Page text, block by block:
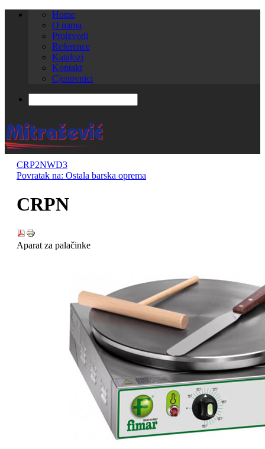
Home
O nama
Proizvodi
Reference
Katalozi
Kontakt
Cjenovnici
CRP2NWD3
Povratak na: Ostala barska oprema
CRPN
Aparat za palačinke